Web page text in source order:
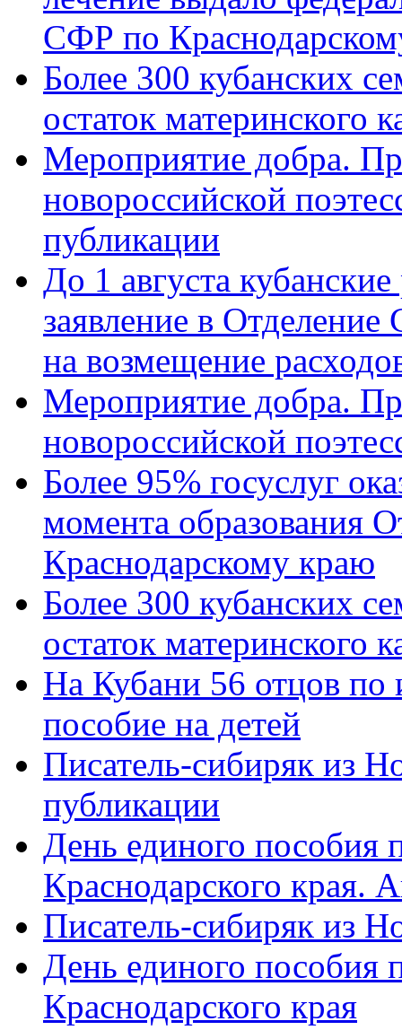
СФР по
Более 300 кубанских
остаток материнского
Мероприятие добра.
новороссийской
публикации
До 1 августа
заявление в
на возмещение
Мероприятие добра.
новороссийской
Более 95% госуслуг
момента образования
Краснодарскому краю
Более 300 кубанских
остаток материнского
На Кубани 56 отцов по
пособие на детей
Писатель-сибиряк из
публикации
День единого пособия
Краснодарского края.
Писатель-сибиряк из
День единого пособия
Краснодарского края